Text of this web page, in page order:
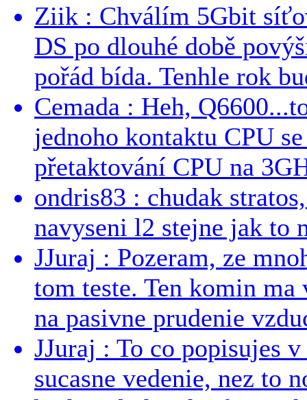
Ziik : Chválím 5Gbit
DS po dlouhé době
pořád bída. Tenhle rok
Cemada : Heh,
jednoho kontaktu CPU
přetaktování CPU na
ondris83 : chudak
navyseni l2 stejne jak to
JJuraj : Pozeram, ze
tom teste. Ten komin
na pasivne prudenie
JJuraj : To co popisujes
sucasne vedenie, nez to